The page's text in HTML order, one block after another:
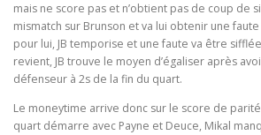
mais ne score pas et n’obtient pas de coup de
mismatch sur Brunson et va lui obtenir une faute
pour lui, JB temporise et une faute va être
revient, JB trouve le moyen d’égaliser après
défenseur à 2s de la fin du quart.
Le moneytime arrive donc sur le score de
quart démarre avec Payne et Deuce, Mikal